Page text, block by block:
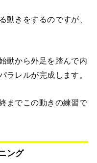
動きをするのですが、
動から外足を踏んで内
ラレルが完成します。
までこの動きの練習で
ング